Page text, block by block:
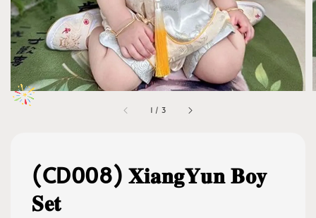
1 / 3
(CD008) 𝐗𝐢𝐚𝐧𝐠𝐘𝐮𝐧 𝐁𝐨𝐲
𝐒𝐞𝐭